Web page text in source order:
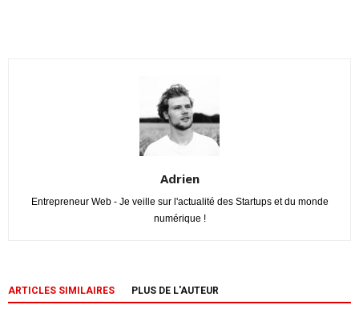
Adrien
Entrepreneur Web - Je veille sur l'actualité des Startups et du monde
numérique !
ARTICLES SIMILAIRES PLUS DE L'AUTEUR